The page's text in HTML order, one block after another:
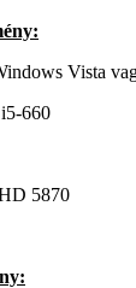
Vista
660
5870